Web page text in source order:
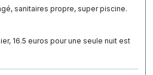
sanitaires propre, super piscine.
16.5 euros pour une seule nuit est